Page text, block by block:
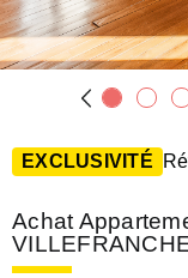
EXCLUSIVITÉ
Achat